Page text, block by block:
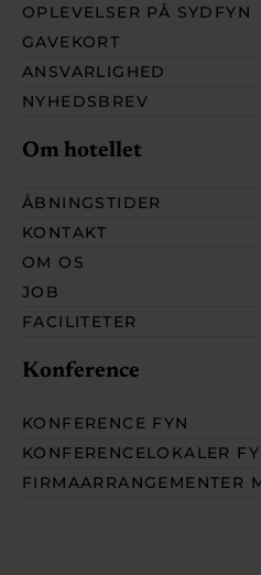
OPLEVELSER PÅ SYDFYN
GAVEKORT
ANSVARLIGHED
NYHEDSBREV
Om hotellet
ÅBNINGSTIDER
KONTAKT
OM OS
JOB
FACILITETER
Konference
KONFERENCE FYN
KONFERENCELOKALER
FIRMAARRANGEMENTER